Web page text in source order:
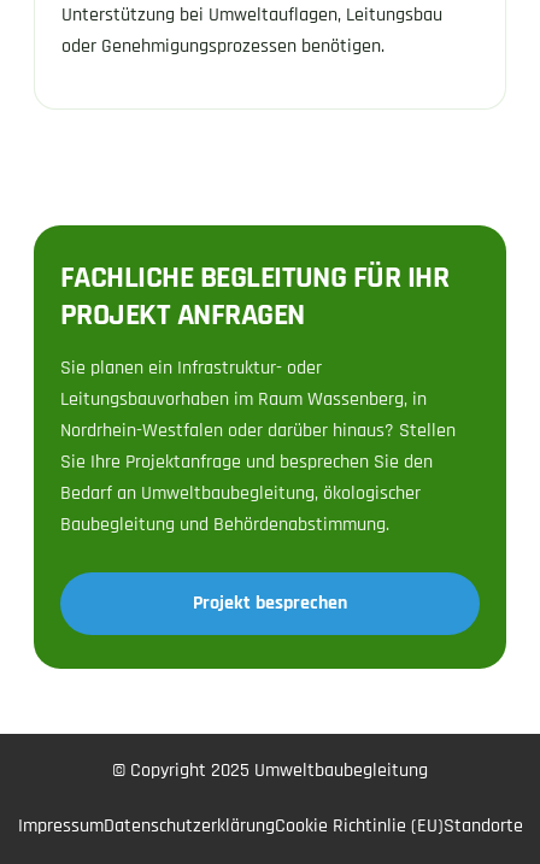
Unterstützung bei Umweltauflagen, Leitungsbau
oder Genehmigungsprozessen benötigen.
FACHLICHE BEGLEITUNG FÜR IHR
PROJEKT ANFRAGEN
Sie planen ein Infrastruktur- oder
Leitungsbauvorhaben im Raum Wassenberg, in
Nordrhein-Westfalen oder darüber hinaus? Stellen
Sie Ihre Projektanfrage und besprechen Sie den
Bedarf an Umweltbaubegleitung, ökologischer
Baubegleitung und Behördenabstimmung.
Projekt besprechen
© Copyright 2025 Umweltbaubegleitung
ImpressumDatenschutzerklärungCookie Richtinlie (EU)Standorte